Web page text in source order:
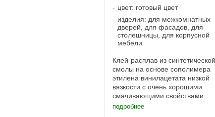
цвет: готовый цвет
изделия: для межкомнатных
дверей, для фасадов, для
столешницы, для корпусной
мебели
Клей-расплав из синтетической
смолы на основе сополимера
этилена винилацетата низкой
вязкости с очень хорошими
смачивающими свойствами.
Применяется при
подробнее